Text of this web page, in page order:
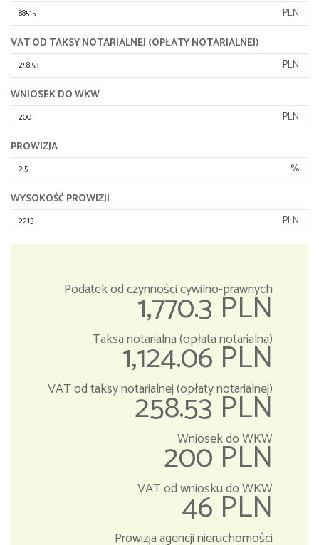
PLN
VAT OD TAKSY NOTARIALNEJ (OPŁATY NOTARIALNEJ)
PLN
WNIOSEK DO WKW
PLN
PROWIZJA
%
WYSOKOŚĆ PROWIZJI
PLN
Podatek od czynności cywilno-prawnych
1,770.3 PLN
Taksa notarialna (opłata notarialna)
1,124.06 PLN
VAT od taksy notarialnej (opłaty notarialnej)
258.53 PLN
Wniosek do WKW
200 PLN
VAT od wniosku do WKW
46 PLN
Prowizja agencji nieruchomości